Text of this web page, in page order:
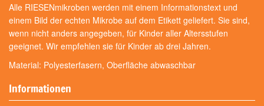
Alle RIESENmikroben werden mit einem Informationstext und
einem Bild der echten Mikrobe auf dem Etikett geliefert. Sie sind,
wenn nicht anders angegeben, für Kinder aller Altersstufen
geeignet. Wir empfehlen sie für Kinder ab drei Jahren.
Material: Polyesterfasern, Oberfläche abwaschbar
Informationen